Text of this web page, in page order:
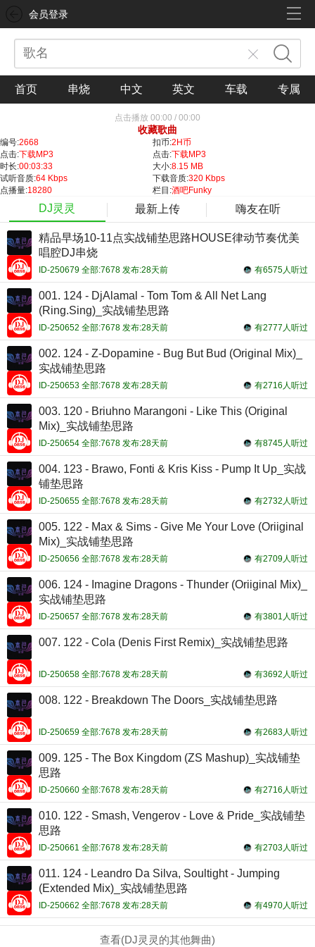
会员登录
首页 串烧 中文 英文 车载 专属
点击播放 00:00 / 00:00
收藏歌曲
编号:2668 扣币:2H币
点击:下载MP3 点击:下载MP3
时长:00:03:33 大小:8.15 MB
试听音质:64 Kbps 下载音质:320 Kbps
点播量:18280 栏目:酒吧Funky
DJ灵灵 最新上传 嗨友在听
精品早场10-11点实战铺垫思路HOUSE律动节奏优美
唱腔DJ串烧
有6575人听过
ID-250679 全部:7678 发布:28天前
001. 124 - DjAlamal - Tom Tom & All Net Lang
(Ring.Sing)_实战铺垫思路
有2777人听过
ID-250652 全部:7678 发布:28天前
002. 124 - Z-Dopamine - Bug But Bud (Original Mix)_
实战铺垫思路
有2716人听过
ID-250653 全部:7678 发布:28天前
003. 120 - Briuhno Marangoni - Like This (Original
Mix)_实战铺垫思路
有8745人听过
ID-250654 全部:7678 发布:28天前
004. 123 - Brawo, Fonti & Kris Kiss - Pump It Up_实战
铺垫思路
有2732人听过
ID-250655 全部:7678 发布:28天前
005. 122 - Max & Sims - Give Me Your Love (Oriiginal
Mix)_实战铺垫思路
有2709人听过
ID-250656 全部:7678 发布:28天前
006. 124 - Imagine Dragons - Thunder (Oriiginal Mix)_
实战铺垫思路
有3801人听过
ID-250657 全部:7678 发布:28天前
007. 122 - Cola (Denis First Remix)_实战铺垫思路
有3692人听过
ID-250658 全部:7678 发布:28天前
008. 122 - Breakdown The Doors_实战铺垫思路
有2683人听过
ID-250659 全部:7678 发布:28天前
009. 125 - The Box Kingdom (ZS Mashup)_实战铺垫
思路
有2716人听过
ID-250660 全部:7678 发布:28天前
010. 122 - Smash, Vengerov - Love & Pride_实战铺垫
思路
有2703人听过
ID-250661 全部:7678 发布:28天前
011. 124 - Leandro Da Silva, Soultight - Jumping
(Extended Mix)_实战铺垫思路
有4970人听过
ID-250662 全部:7678 发布:28天前
查看(DJ灵灵的其他舞曲)